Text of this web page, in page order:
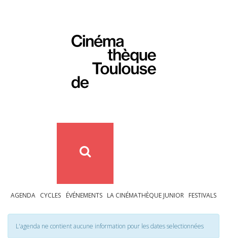
AGENDA CYCLES ÉVÉNEMENTS LA CINÉMATHÈQUE JUNIOR FESTIVALS
L'agenda ne contient aucune information pour les dates selectionnées